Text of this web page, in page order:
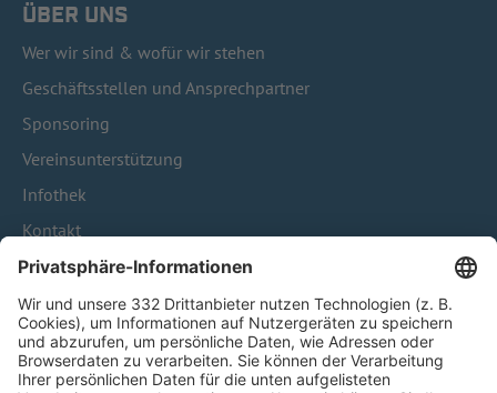
ÜBER UNS
Wer wir sind & wofür wir stehen
Geschäftsstellen und Ansprechpartner
Sponsoring
Vereinsunterstützung
Infothek
Kontakt
HÄUFIG BESUCHTE SEITEN
Pässe und Vereinswechsel
Trainerausbildung